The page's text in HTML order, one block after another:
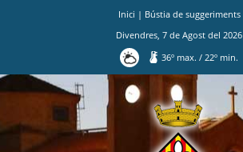
Inici | Bústia de suggeriments
Divendres 7 de Agost del 2026
36º max./ 22º min.